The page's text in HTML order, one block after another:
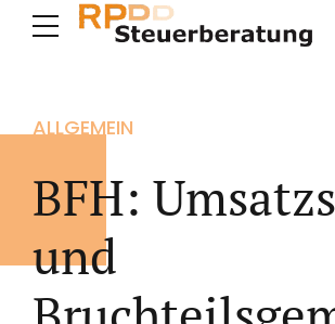
ALLGEMEIN
BFH:
und